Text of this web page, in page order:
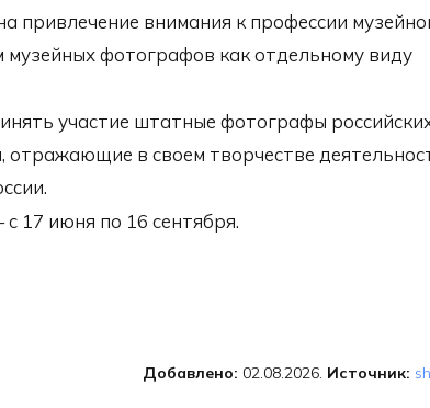
привлечение внимания к профессии
фотографов как отдельному виду
участие штатные фотографы
отражающие в своем творчестве
17 июня по 16 сентября.
Добавлено: 02.08.2026. Источник: